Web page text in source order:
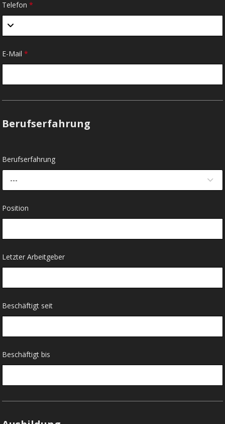
Telefon*
E-Mail*
Berufserfahrung
Berufserfahrung
---
Position
Letzter Arbeitgeber
Beschäftigt seit
Beschäftigt bis